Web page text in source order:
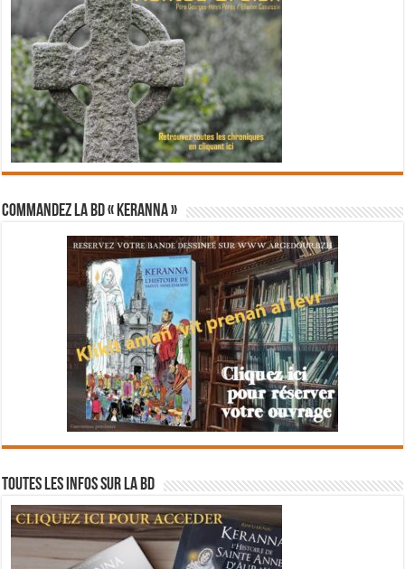
Commandez la BD « Keranna »
Toutes les infos sur la BD